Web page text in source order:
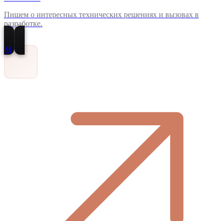
Пишем о интересных технических решениях и вызовах в
разработке.
M